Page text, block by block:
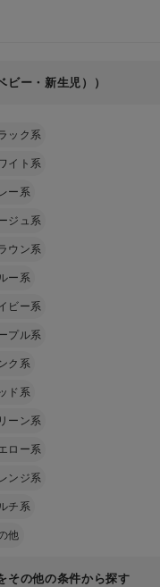
ー・新生児））
ック系
イト系
ー系
ジュ系
ウン系
ー系
ビー系
プル系
ク系
ド系
ーン系
ロー系
ンジ系
チ系
他
その他の条件から探す